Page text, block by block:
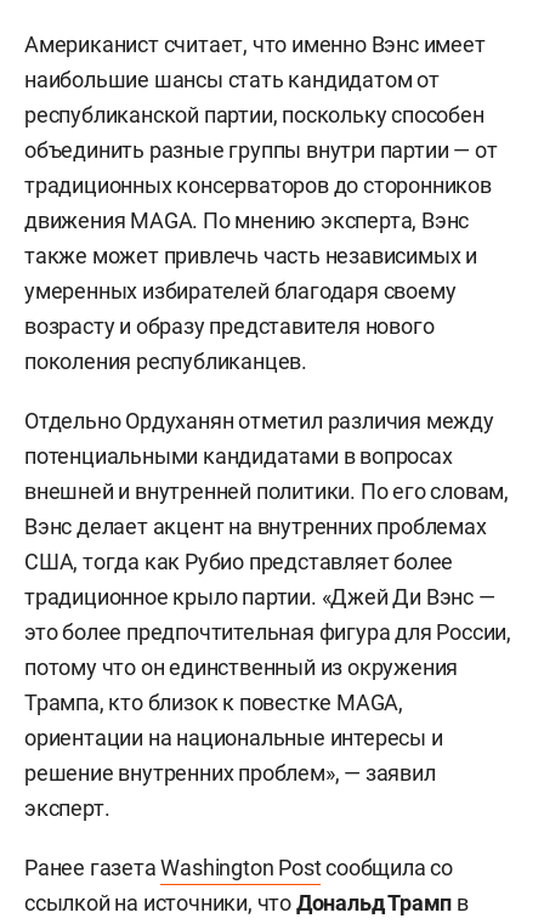
Американист считает, что именно Вэнс имеет
наибольшие шансы стать кандидатом от
республиканской партии, поскольку способен
объединить разные группы внутри партии — от
традиционных консерваторов до сторонников
движения MAGA. По мнению эксперта, Вэнс
также может привлечь часть независимых и
умеренных избирателей благодаря своему
возрасту и образу представителя нового
поколения республиканцев.
Отдельно Ордуханян отметил различия между
потенциальными кандидатами в вопросах
внешней и внутренней политики. По его словам,
Вэнс делает акцент на внутренних проблемах
США, тогда как Рубио представляет более
традиционное крыло партии. «Джей Ди Вэнс —
это более предпочтительная фигура для России,
потому что он единственный из окружения
Трампа, кто близок к повестке MAGA,
ориентации на национальные интересы и
решение внутренних проблем», — заявил
эксперт.
Ранее газетаWashington Postсообщила со
ссылкой на источники, чтоДональд Трамп в